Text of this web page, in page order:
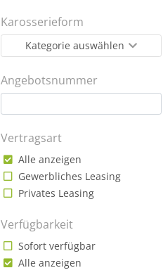
Karosserieform
Kategorie auswählen
Angebotsnummer
Vertragsart
Alle anzeigen
Gewerbliches Leasing
Privates Leasing
Verfügbarkeit
Sofort verfügbar
Alle anzeigen